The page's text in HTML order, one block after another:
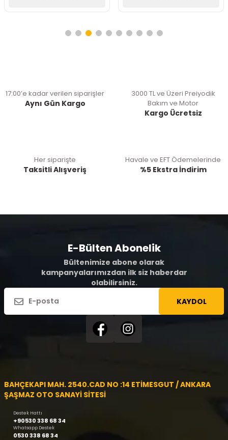
17:00’e kadar verilen siparişler
Aynı Gün Kargo
3000 TL ve Üzeri Preiyodik
Bakım ve Motor
Kargo Ücretsiz
Her siparişte
Taksitli Alışveriş
Havale ve EFT Ödemelerinde
%5 Ekstra İndirim
E-Bülten Abonelik
Bültenimize abone olarak
kampanyalarımızdan ilk siz haberdar
olabilirsiniz.
KAYDOL
BAHÇEKAPI MAH. 2540.CAD NO :14 ETİMESGUT / ANKARA
ŞAŞMAZ OTO SANAYİ SİTESİ
Destek Hattı
+90530 338 68 34
Whatsapp Destek
0530 338 68 34